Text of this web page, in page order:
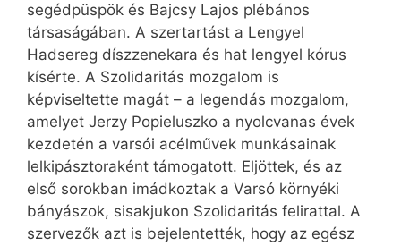
segédpüspök és Bajcsy Lajos plébános
társaságában. A szertartást a Lengyel
Hadsereg díszzenekara és hat lengyel kórus
kísérte. A Szolidaritás mozgalom is
képviseltette magát – a legendás mozgalom,
amelyet Jerzy Popieluszko a nyolcvanas évek
kezdetén a varsói acélművek munkásainak
lelkipásztoraként támogatott. Eljöttek, és az
első sorokban imádkoztak a Varsó környéki
bányászok, sisakjukon Szolidaritás felirattal. A
szervezők azt is bejelentették, hogy az egész